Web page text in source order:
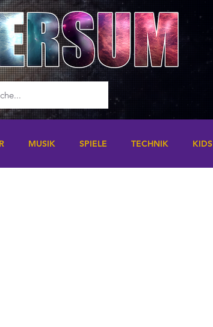
MUSIK SPIELE TECHNIK KIDS